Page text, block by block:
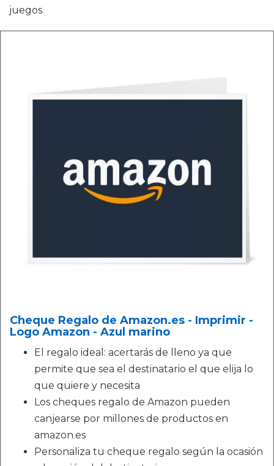
juegos.
Cheque Regalo de Amazon.es - Imprimir -
Logo Amazon - Azul marino
El regalo ideal: acertarás de lleno ya que
permite que sea el destinatario el que elija lo
que quiere y necesita
Los cheques regalo de Amazon pueden
canjearse por millones de productos en
amazon.es
Personaliza tu cheque regalo según la ocasión